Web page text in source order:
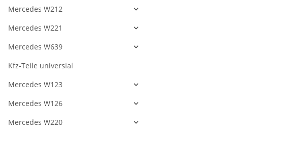
Mercedes W212
Mercedes W221
Mercedes W639
Kfz-Teile universial
Mercedes W123
Mercedes W126
Mercedes W220